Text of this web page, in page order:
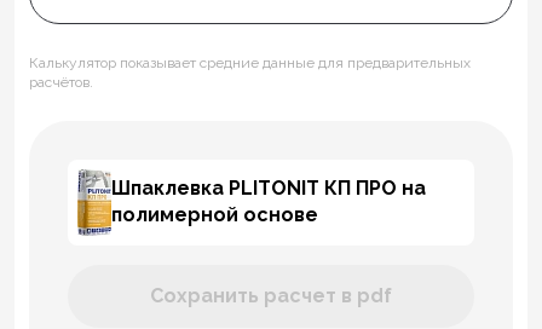
Калькулятор показывает средние данные для предварительных
расчётов.
Шпаклевка PLITONIT КП ПРО на
полимерной основе
Сохранить расчет в pdf